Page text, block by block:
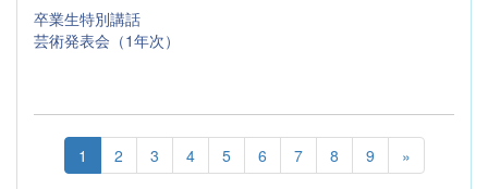
卒業生特別講話
芸術発表会（1年次）
1 2 3 4 5 6 7 8 9 »